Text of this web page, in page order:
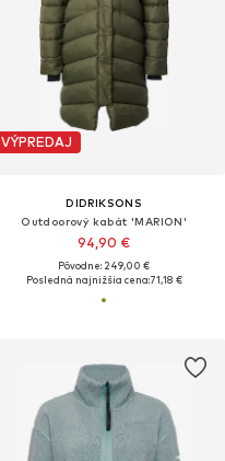
VÝPREDAJ
DIDRIKSONS
Outdoorový kabát 'MARION'
94,90 €
Pôvodne: 249,00 €
Posledná najnižšia cena:71,18 €